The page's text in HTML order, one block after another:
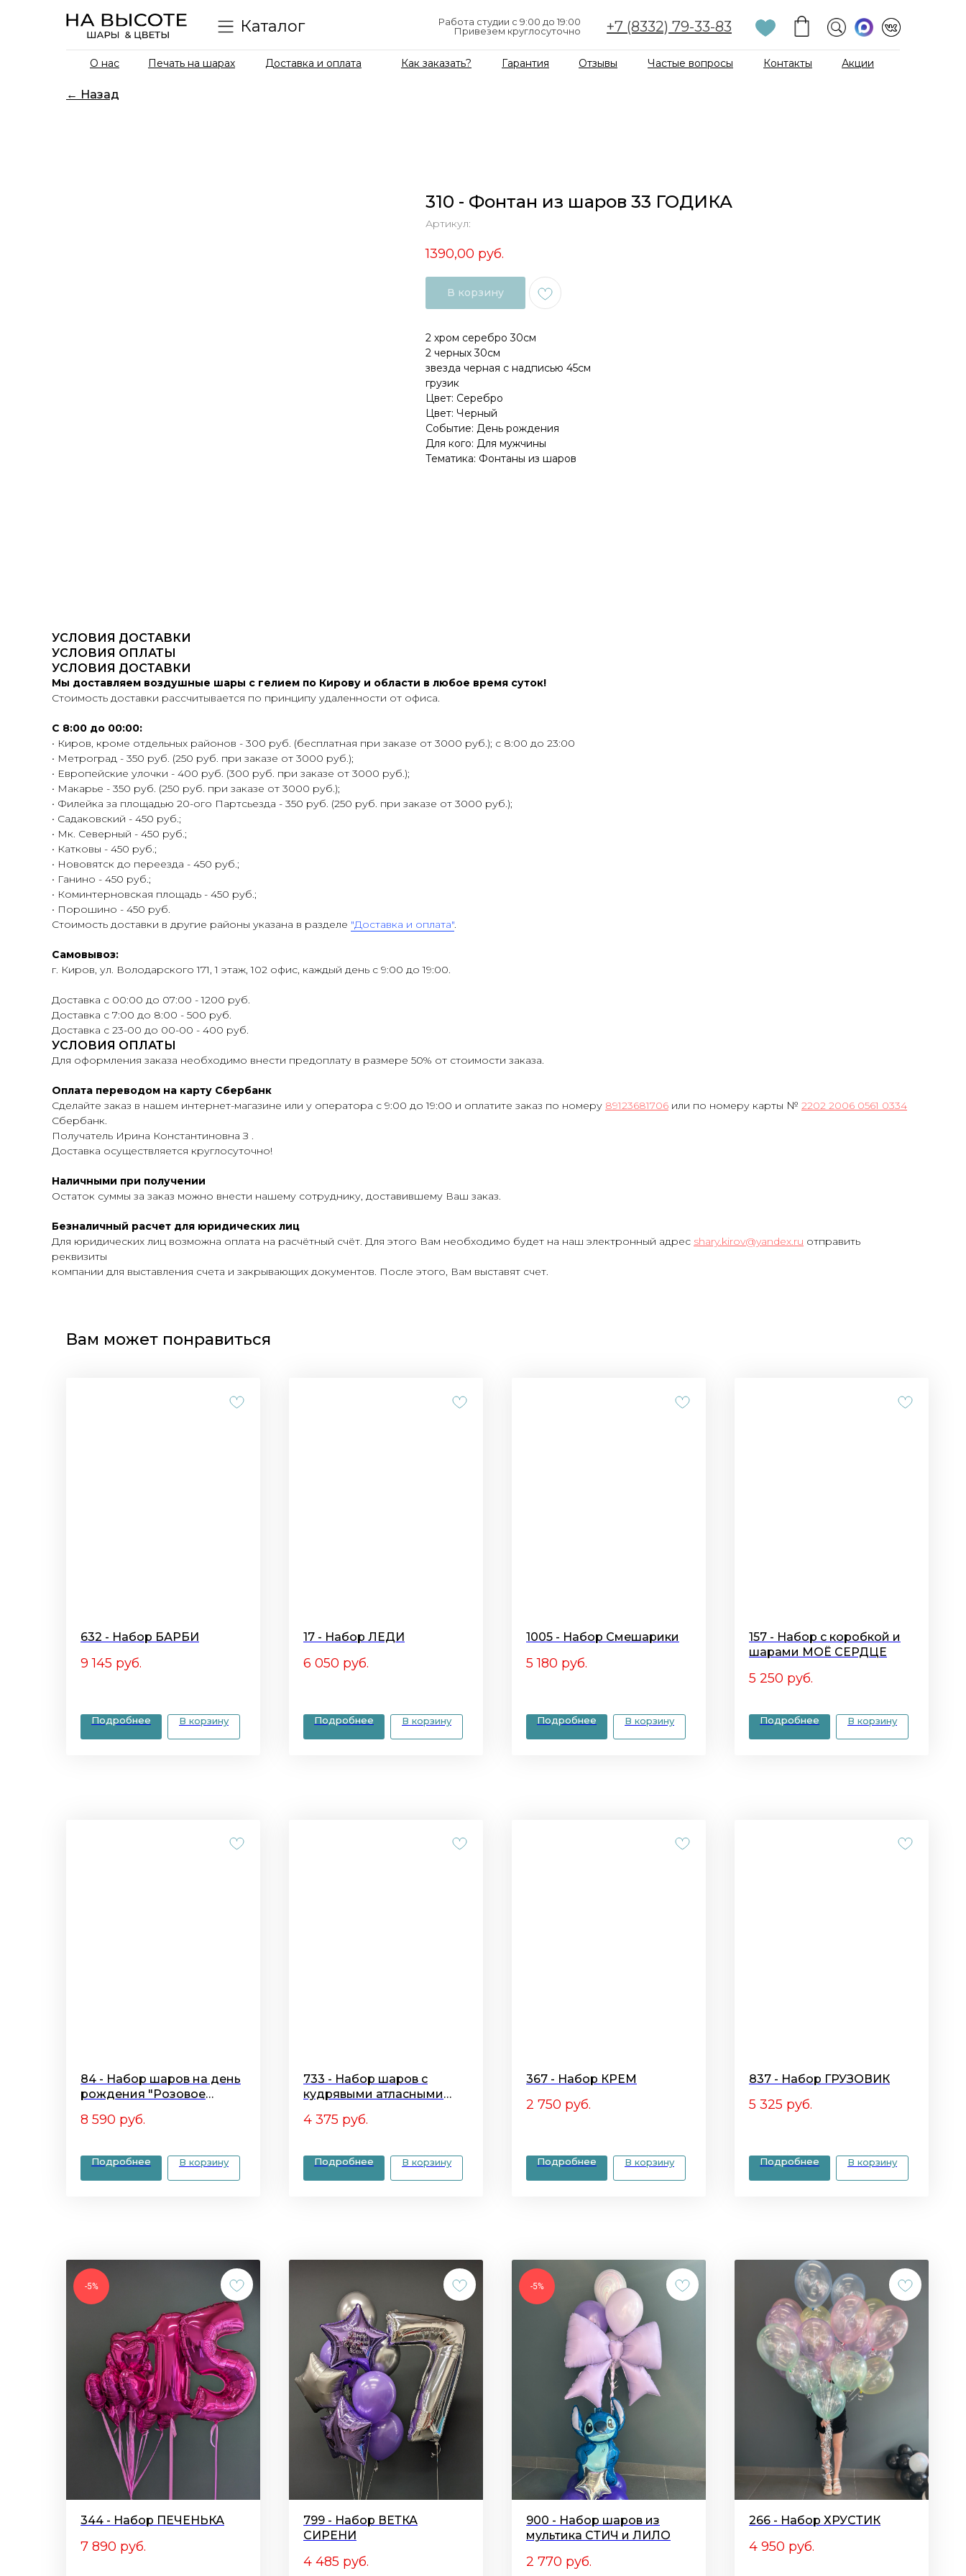
+7 (8332) 79-33-83
Работа студии с 9:00 до 19:00
Привезем круглосуточно
Каталог
Доставка и оплата Как заказать? Гарантия Отзывы Частые вопросы
Печать на шарах Контакты
О нас Акции
← Назад
310 - Фонтан из шаров 33 ГОДИКА
Артикул:
1390,00 руб.
В корзину
2 хром серебро 30см
2 черных 30см
звезда черная с надписью 45см
грузик
Цвет: Серебро
Цвет: Черный
Событие: День рождения
Для кого: Для мужчины
Тематика: Фонтаны из шаров
УСЛОВИЯ ДОСТАВКИ
УСЛОВИЯ ОПЛАТЫ
УСЛОВИЯ ДОСТАВКИ
Мы доставляем воздушные шары с гелием по Кирову и области в любое время суток!
Стоимость доставки рассчитывается по принципу удаленности от офиса.
С 8:00 до 00:00:
• Киров, кроме отдельных районов - 300 руб. (бесплатная при заказе от 3000 руб.); с 8:00 до 23:00
• Метроград - 350 руб. (250 руб. при заказе от 3000 руб.);
• Европейские улочки - 400 руб. (300 руб. при заказе от 3000 руб.);
• Макарье - 350 руб. (250 руб. при заказе от 3000 руб.);
• Филейка за площадью 20-ого Партсьезда - 350 руб. (250 руб. при заказе от 3000 руб.);
• Садаковский - 450 руб.;
• Мк. Северный - 450 руб.;
• Катковы - 450 руб.;
• Нововятск до переезда - 450 руб.;
• Ганино - 450 руб.;
• Коминтерновская площадь - 450 руб.;
• Порошино - 450 руб.
Стоимость доставки в другие районы указана в разделе "Доставка и оплата".
Самовывоз:
г. Киров, ул. Володарского 171, 1 этаж, 102 офис, каждый день с 9:00 до 19:00.
Доставка с 00:00 до 07:00 - 1200 руб.
Доставка с 7:00 до 8:00 - 500 руб.
Доставка с 23-00 до 00-00 - 400 руб.
УСЛОВИЯ ОПЛАТЫ
Для оформления заказа необходимо внести предоплату в размере 50% от стоимости заказа.
Оплата переводом на карту Сбербанк
Сделайте заказ в нашем интернет-магазине или у оператора с 9:00 до 19:00 и оплатите заказ по номеру 89123681706 или по номеру карты № 2202 2006 0561 0334
Сбербанк.
Получатель Ирина Константиновна З .
Доставка осуществляется круглосуточно!
Наличными при получении
Остаток суммы за заказ можно внести нашему сотруднику, доставившему Ваш заказ.
Безналичный расчет для юридических лиц
Для юридических лиц возможна оплата на расчётный счёт. Для этого Вам необходимо будет на наш электронный адрес shary.kirov@yandex.ru отправить
реквизиты
компании для выставления счета и закрывающих документов. После этого, Вам выставят счет.
Вам может понравиться
632 - Набор БАРБИ
9 145 руб.
Подробнее В корзину
17 - Набор ЛЕДИ
6 050 руб.
Подробнее В корзину
1005 - Набор Смешарики
5 180 руб.
Подробнее В корзину
157 - Набор с коробкой и
шарами МОЁ СЕРДЦЕ
5 250 руб.
Подробнее В корзину
84 - Набор шаров на день
рождения "Розовое
8 590 руб.
Подробнее В корзину
733 - Набор шаров с
кудрявыми атласными
4 375 руб.
Подробнее В корзину
367 - Набор КРЕМ
2 750 руб.
Подробнее В корзину
837 - Набор ГРУЗОВИК
5 325 руб.
Подробнее В корзину
-5%
344 - Набор ПЕЧЕНЬКА
7 890 руб.
799 - Набор ВЕТКА
СИРЕНИ
4 485 руб.
-5%
900 - Набор шаров из
мультика СТИЧ и ЛИЛО
2 770 руб.
266 - Набор ХРУСТИК
4 950 руб.